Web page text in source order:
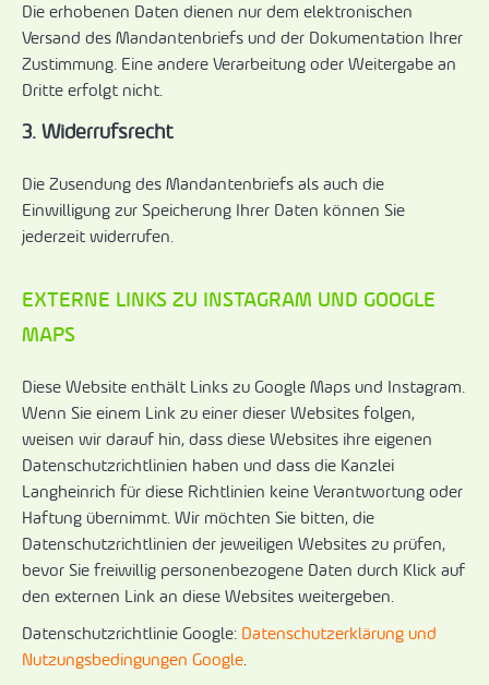
Die erhobenen Daten dienen nur dem elektronischen
Versand des Mandantenbriefs und der Dokumentation Ihrer
Zustimmung. Eine andere Verarbeitung oder Weitergabe an
Dritte erfolgt nicht.
3. Widerrufsrecht
Die Zusendung des Mandantenbriefs als auch die
Einwilligung zur Speicherung Ihrer Daten können Sie
jederzeit widerrufen.
EXTERNE LINKS ZU INSTAGRAM UND GOOGLE
MAPS
Diese Website enthält Links zu Google Maps und Instagram.
Wenn Sie einem Link zu einer dieser Websites folgen,
weisen wir darauf hin, dass diese Websites ihre eigenen
Datenschutzrichtlinien haben und dass die Kanzlei
Langheinrich für diese Richtlinien keine Verantwortung oder
Haftung übernimmt. Wir möchten Sie bitten, die
Datenschutzrichtlinien der jeweiligen Websites zu prüfen,
bevor Sie freiwillig personenbezogene Daten durch Klick auf
den externen Link an diese Websites weitergeben.
Datenschutzrichtlinie Google: Datenschutzerklärung und
Nutzungsbedingungen Google.